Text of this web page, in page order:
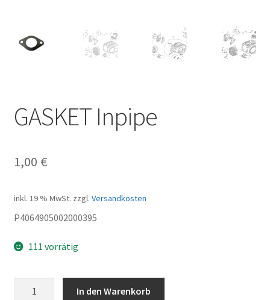
GASKET Inpipe
1,00 €
inkl. 19 % MwSt. zzgl. Versandkosten
P4064905002000395
111 vorrätig
In den Warenkorb